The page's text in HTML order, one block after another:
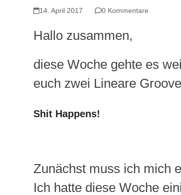
14. April 2017 0 Kommentare
Hallo zusammen,
diese Woche gehte es
euch zwei Lineare
Shit Happens!
Zunächst muss ich mich
Ich hatte diese Woche